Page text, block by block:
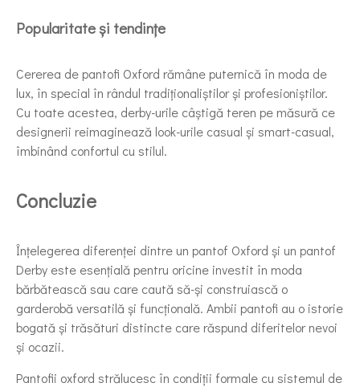
Popularitate și tendințe
Cererea de pantofi Oxford rămâne puternică în moda de
lux, în special în rândul tradiționaliștilor și profesioniștilor.
Cu toate acestea, derby-urile câștigă teren pe măsură ce
designerii reimaginează look-urile casual și smart-casual,
îmbinând confortul cu stilul.
Concluzie
Înțelegerea diferenței dintre un pantof Oxford și un pantof
Derby este esențială pentru oricine investit în moda
bărbătească sau care caută să-și construiască o
garderobă versatilă și funcțională. Ambii pantofi au o istorie
bogată și trăsături distincte care răspund diferitelor nevoi
și ocazii.
Pantofii oxford strălucesc în condiții formale cu sistemul de